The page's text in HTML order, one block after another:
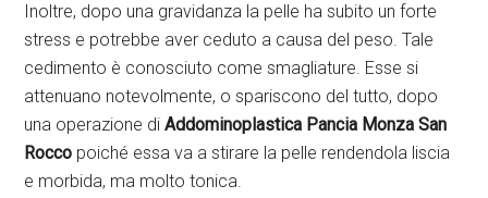
Inoltre, dopo una gravidanza la pelle ha subito un forte
stress e potrebbe aver ceduto a causa del peso. Tale
cedimento è conosciuto come smagliature. Esse si
attenuano notevolmente, o spariscono del tutto, dopo
una operazione diAddominoplastica Pancia Monza San
Rocco poiché essa va a stirare la pelle rendendola liscia
e morbida, ma molto tonica.